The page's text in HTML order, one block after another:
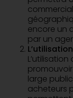
encore un
par un
large
acheteurs